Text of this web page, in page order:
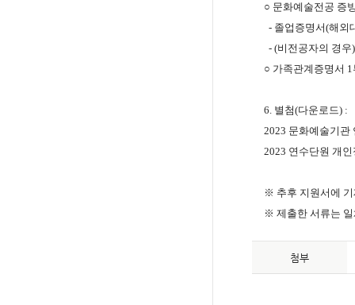
○ 문화예술전공 증
- 졸업증명서(해외
- (비전공자의 경우
○ 가족관계증명서 1
6. 별첨(다운로드) :
2023 문화예술기관
2023 연수단원 개
※ 추후 지원서에
※ 제출한 서류는
첨부